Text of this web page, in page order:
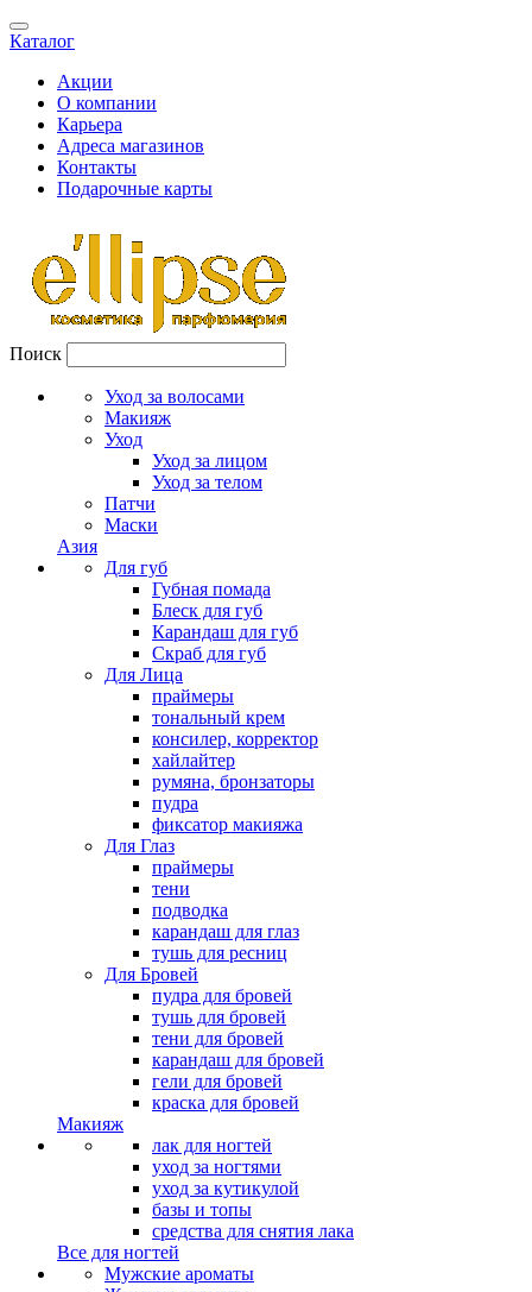
Каталог
Акции
О компании
Карьера
Адреса магазинов
Контакты
Подарочные карты
Поиск
Уход за волосами
Макияж
Уход
Уход за лицом
Уход за телом
Патчи
Маски
Азия
Для губ
Губная помада
Блеск для губ
Карандаш для губ
Скраб для губ
Для Лица
праймеры
тональный крем
консилер, корректор
хайлайтер
румяна, бронзаторы
пудра
фиксатор макияжа
Для Глаз
праймеры
тени
подводка
карандаш для глаз
тушь для ресниц
Для Бровей
пудра для бровей
тушь для бровей
тени для бровей
карандаш для бровей
гели для бровей
краска для бровей
Макияж
лак для ногтей
уход за ногтями
уход за кутикулой
базы и топы
средства для снятия лака
Все для ногтей
Мужские ароматы